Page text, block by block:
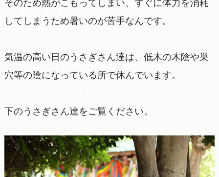
そのため熱がこもってしまい、すぐに体力を消耗
してしまうため暑いのが苦手なんです。
気温の高い日のうさぎさん達は、低木の木陰や巣
穴等の陰になっている所で休んでいます。
下のうさぎさん達をご覧ください。